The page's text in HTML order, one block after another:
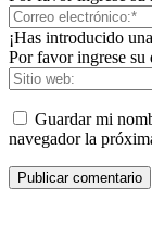
¡Has introducido
Por favor ingrese
Guardar mi
navegador la